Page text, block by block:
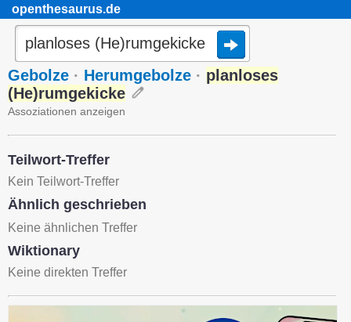
openthesaurus.de
Gebolze · Herumgebolze · planloses
(He)rumgekicke
Assoziationen anzeigen
Teilwort-Treffer
Kein Teilwort-Treffer
Ähnlich geschrieben
Keine ähnlichen Treffer
Wiktionary
Keine direkten Treffer